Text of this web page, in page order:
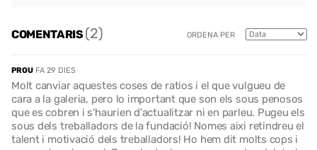
COMENTARIS(2) ORDENA PER
PROU FA 29 DIES
Molt canviar aquestes coses de ratios i el que vulgueu de
cara a la galeria, pero lo important que son els sous penosos
que es cobren i s'haurien d'actualitzar ni en parleu. Pugeu els
sous dels treballadors de la fundació! Nomes aixi retindreu el
talent i motivació dels treballadors! Ho hem dit molts cops i